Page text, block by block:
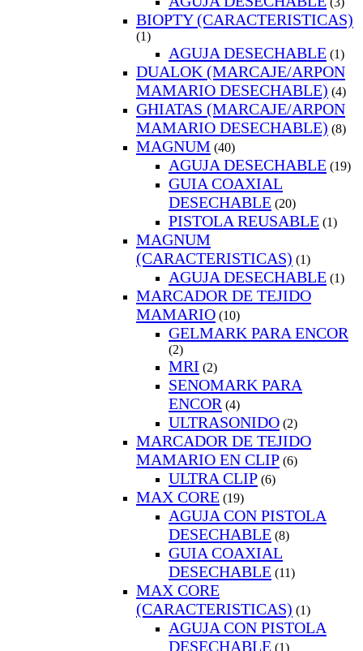
BIOPTY (CARACTERISTICAS)
(1)
AGUJA DESECHABLE (1)
DUALOK (MARCAJE/ARPON
MAMARIO DESECHABLE) (4)
GHIATAS (MARCAJE/ARPON
MAMARIO DESECHABLE) (8)
MAGNUM (40)
AGUJA DESECHABLE (19)
GUIA COAXIAL
DESECHABLE (20)
PISTOLA REUSABLE (1)
MAGNUM
(CARACTERISTICAS) (1)
AGUJA DESECHABLE (1)
MARCADOR DE TEJIDO
MAMARIO (10)
GELMARK PARA ENCOR
(2)
MRI (2)
SENOMARK PARA
ENCOR (4)
ULTRASONIDO (2)
MARCADOR DE TEJIDO
MAMARIO EN CLIP (6)
ULTRA CLIP (6)
MAX CORE (19)
AGUJA CON PISTOLA
DESECHABLE (8)
GUIA COAXIAL
DESECHABLE (11)
MAX CORE
(CARACTERISTICAS) (1)
AGUJA CON PISTOLA
DESECHABLE (1)